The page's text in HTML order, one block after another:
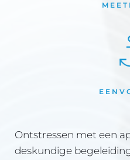
Ontstressen met een
deskundige